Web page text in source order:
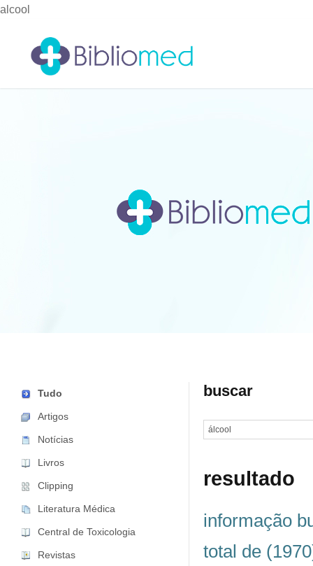
alcool
Tudo
Artigos
Notícias
Livros
Clipping
Literatura Médica
Central de Toxicologia
Revistas
buscar
resultado
informação
total de